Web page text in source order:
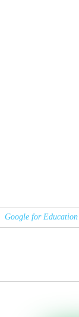
Google for Education